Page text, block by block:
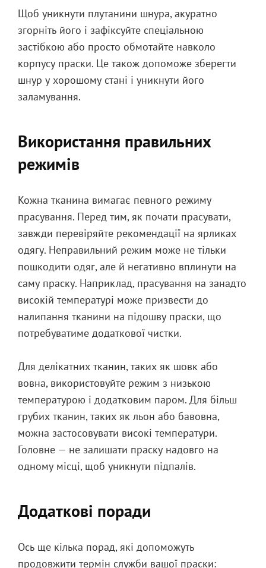
Щоб уникнути плутанини шнура, акуратно
згорніть його і зафіксуйте спеціальною
застібкою або просто обмотайте навколо
корпусу праски. Це також допоможе зберегти
шнур у хорошому стані і уникнути його
заламування.
Використання правильних
режимів
Кожна тканина вимагає певного режиму
прасування. Перед тим, як почати прасувати,
завжди перевіряйте рекомендації на ярликах
одягу. Неправильний режим може не тільки
пошкодити одяг, але й негативно вплинути на
саму праску. Наприклад, прасування на занадто
високій температурі може призвести до
налипання тканини на підошву праски, що
потребуватиме додаткової чистки.
Для делікатних тканин, таких як шовк або
вовна, використовуйте режим з низькою
температурою і додатковим паром. Для більш
грубих тканин, таких як льон або бавовна,
можна застосовувати високі температури.
Головне — не залишати праску надовго на
одному місці, щоб уникнути підпалів.
Додаткові поради
Ось ще кілька порад, які допоможуть
продовжити термін служби вашої праски: